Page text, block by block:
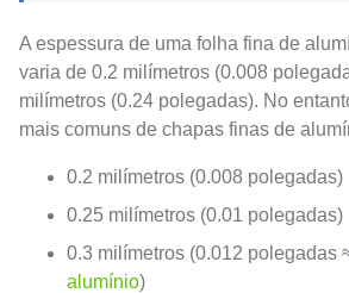
A espessura de uma folha fina de
varia de 0.2 milímetros (0.008
milímetros (0.24 polegadas). No
mais comuns de chapas finas de
0.2 milímetros (0.008 polegadas)
0.25 milímetros (0.01 polegadas)
0.3 milímetros (0.012 polegadas
alumínio)